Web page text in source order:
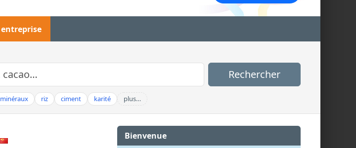
entreprise
Rechercher
minéraux riz ciment karité plus…
Bienvenue